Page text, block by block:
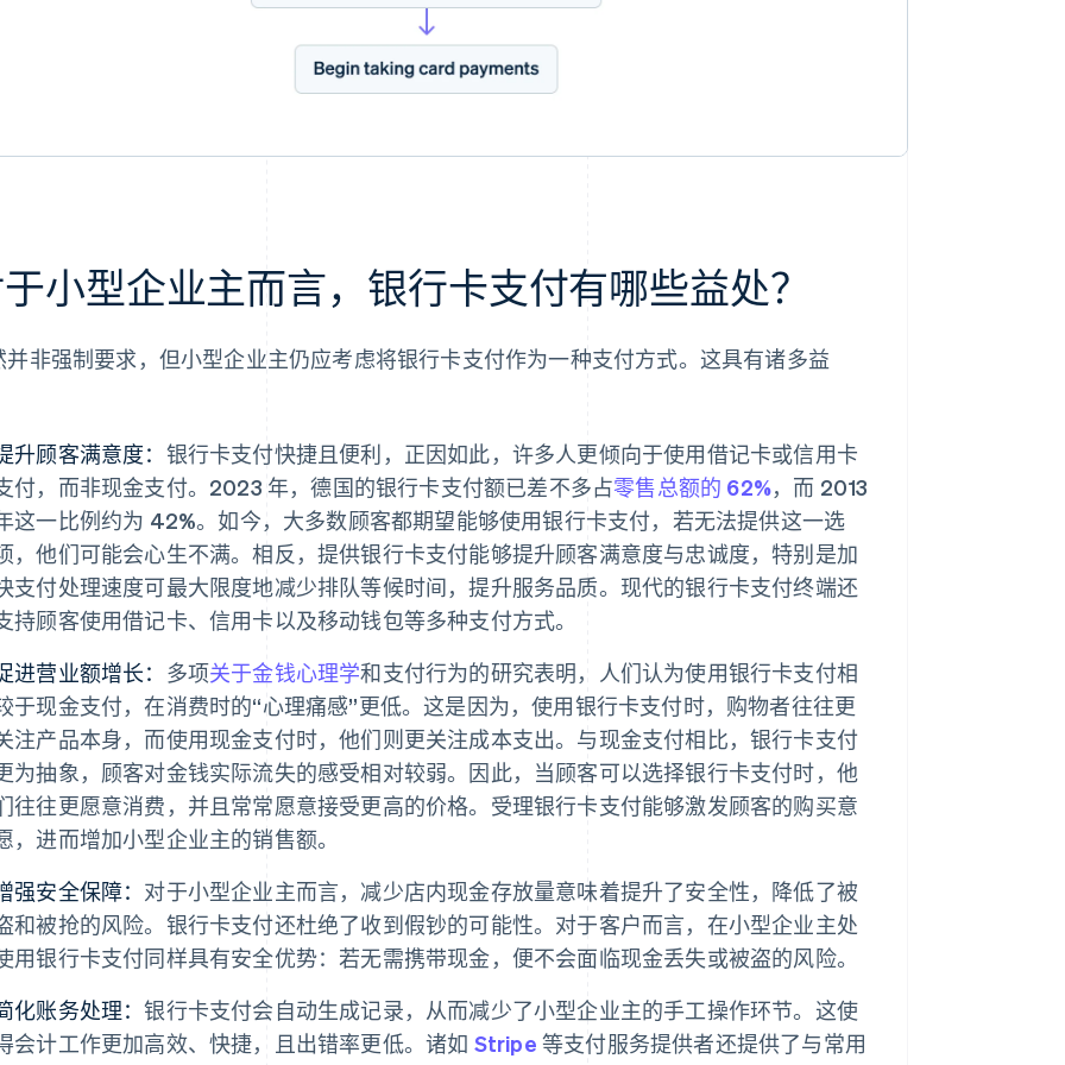
小型企业主而言，银行卡支付有哪些益处？
并非强制要求，但小型企业主仍应考虑将银行卡支付作为一种支付方式。这具有诸多益
升顾客满意度： 银行卡支付快捷且便利，正因如此，许多人更倾向于使用借记卡或信用卡
付，而非现金支付。2023 年，德国的银行卡支付额已差不多占零售总额的 62%，而 2013
这一比例约为 42%。如今，大多数顾客都期望能够使用银行卡支付，若无法提供这一选
，他们可能会心生不满。相反，提供银行卡支付能够提升顾客满意度与忠诚度，特别是加
支付处理速度可最大限度地减少排队等候时间，提升服务品质。现代的银行卡支付终端还
持顾客使用借记卡、信用卡以及移动钱包等多种支付方式。
进营业额增长： 多项关于金钱心理学和支付行为的研究表明，人们认为使用银行卡支付相
于现金支付，在消费时的“心理痛感”更低。这是因为，使用银行卡支付时，购物者往往更
注产品本身，而使用现金支付时，他们则更关注成本支出。与现金支付相比，银行卡支付
为抽象，顾客对金钱实际流失的感受相对较弱。因此，当顾客可以选择银行卡支付时，他
往往更愿意消费，并且常常愿意接受更高的价格。受理银行卡支付能够激发顾客的购买意
，进而增加小型企业主的销售额。
强安全保障： 对于小型企业主而言，减少店内现金存放量意味着提升了安全性，降低了被
和被抢的风险。银行卡支付还杜绝了收到假钞的可能性。对于客户而言，在小型企业主处
用银行卡支付同样具有安全优势：若无需携带现金，便不会面临现金丢失或被盗的风险。
化账务处理：银行卡支付会自动生成记录，从而减少了小型企业主的手工操作环节。这使
会计工作更加高效、快捷，且出错率更低。诸如 Stripe 等支付服务提供者还提供了与常用